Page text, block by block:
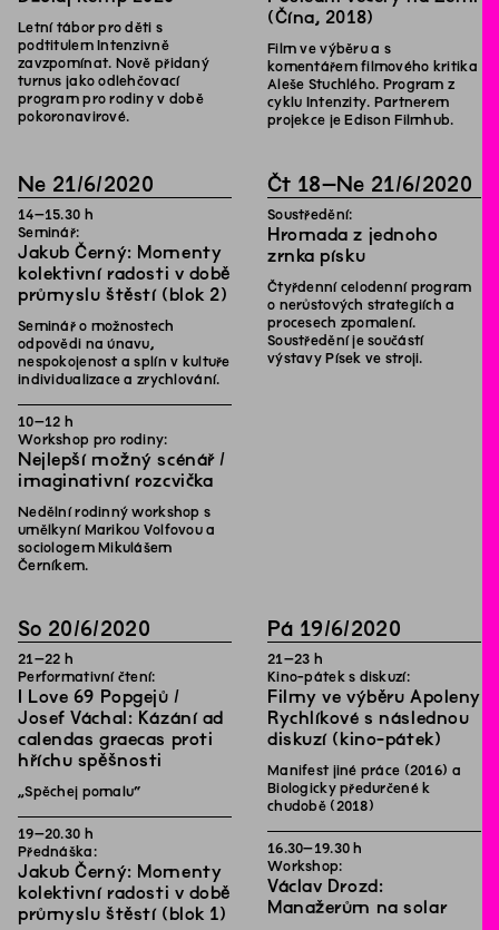
Letní tábor pro děti s
podtitulem Intenzivně
zavzpomínat. Nově přidaný
turnus jako odlehčovací
program pro rodiny v době
pokoronavirové.
(Čína, 2018)
Film ve výběru a s
komentářem filmového kritika
Aleše Stuchlého. Program z
cyklu Intenzity. Partnerem
projekce je Edison Filmhub.
Ne 21/6/2020
14–15.30 h
Seminář:
Jakub Černý: Momenty
kolektivní radosti v době
průmyslu štěstí (blok 2)
Seminář o možnostech
odpovědi na únavu,
nespokojenost a splín v kultuře
individualizace a zrychlování.
10–12 h
Workshop pro rodiny:
Nejlepší možný scénář /
imaginativní rozcvička
Nedělní rodinný workshop s
umělkyní Marikou Volfovou a
sociologem Mikulášem
Černíkem.
Čt 18–Ne 21/6/2020
Soustředění:
Hromada z jednoho
zrnka písku
Čtyřdenní celodenní program
o nerůstových strategiích a
procesech zpomalení.
Soustředění je součástí
výstavy Písek ve stroji.
So 20/6/2020
21–22 h
Performativní čtení:
I Love 69 Popgejů /
Josef Váchal: Kázání ad
calendas graecas proti
hříchu spěšnosti
„Spěchej pomalu“
19–20.30 h
Přednáška:
Jakub Černý: Momenty
kolektivní radosti v době
průmyslu štěstí (blok 1)
Pá 19/6/2020
21–23 h
Kino-pátek s diskuzí:
Filmy ve výběru Apoleny
Rychlíkové s následnou
diskuzí (kino-pátek)
Manifest jiné práce (2016) a
Biologicky předurčené k
chudobě (2018)
16.30–19.30 h
Workshop:
Václav Drozd:
Manažerům na solar